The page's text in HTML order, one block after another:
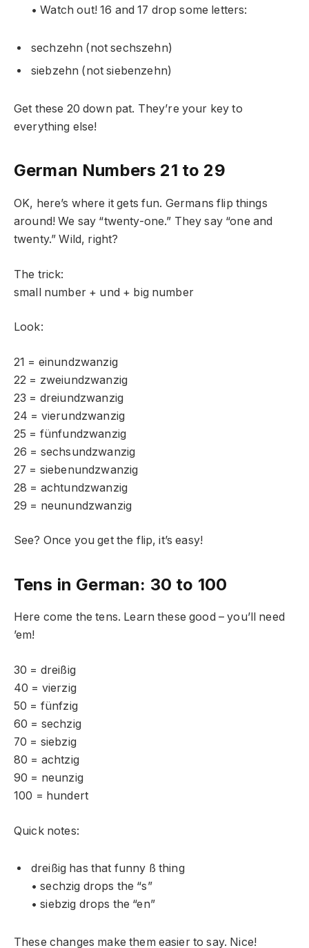
• Watch out! 16 and 17 drop some letters:
sechzehn (not sechszehn)
siebzehn (not siebenzehn)
Get these 20 down pat. They’re your key to
everything else!
German Numbers 21 to 29
OK, here’s where it gets fun. Germans flip things
around! We say “twenty-one.” They say “one and
twenty.” Wild, right?
The trick:
small number + und + big number
Look:
21 = einundzwanzig
22 = zweiundzwanzig
23 = dreiundzwanzig
24 = vierundzwanzig
25 = fünfundzwanzig
26 = sechsundzwanzig
27 = siebenundzwanzig
28 = achtundzwanzig
29 = neunundzwanzig
See? Once you get the flip, it’s easy!
Tens in German: 30 to 100
Here come the tens. Learn these good – you’ll need
’em!
30 = dreißig
40 = vierzig
50 = fünfzig
60 = sechzig
70 = siebzig
80 = achtzig
90 = neunzig
100 = hundert
Quick notes:
dreißig has that funny ß thing
• sechzig drops the “s”
• siebzig drops the “en”
These changes make them easier to say. Nice!